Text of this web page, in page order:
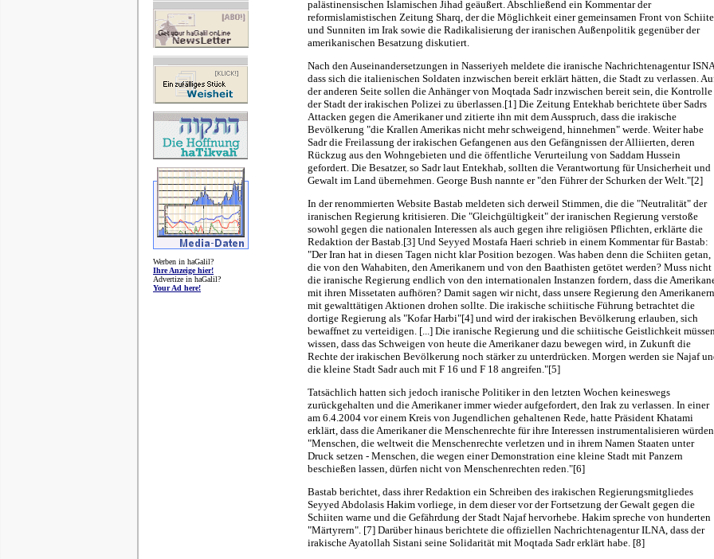
Werben in haGalil?
Ihre Anzeige hier!
Advertize in haGalil?
Your Ad here!
palästinensischen Islamischen Jihad geäußert. Abschließend ein Kommentar der
reformislamistischen Zeitung Sharq, der die Möglichkeit einer gemeinsamen Front von
und Sunniten im Irak sowie die Radikalisierung der iranischen Außenpolitik gegenüber der
amerikanischen Besatzung diskutiert.
Nach den Auseinandersetzungen in Nasseriyeh meldete die iranische Nachrichtenagentur
dass sich die italienischen Soldaten inzwischen bereit erklärt hätten, die Stadt zu verlassen.
der anderen Seite sollen die Anhänger von Moqtada Sadr inzwischen bereit sein, die Kontrolle
der Stadt der irakischen Polizei zu überlassen.[1] Die Zeitung Entekhab berichtete über Sadrs
Attacken gegen die Amerikaner und zitierte ihn mit dem Ausspruch, dass die irakische
Bevölkerung "die Krallen Amerikas nicht mehr schweigend, hinnehmen" werde. Weiter habe
Sadr die Freilassung der irakischen Gefangenen aus den Gefängnissen der Alliierten, deren
Rückzug aus den Wohngebieten und die öffentliche Verurteilung von Saddam Hussein
gefordert. Die Besatzer, so Sadr laut Entekhab, sollten die Verantwortung für Unsicherheit und
Gewalt im Land übernehmen. George Bush nannte er "den Führer der Schurken der Welt."[2]
In der renommierten Website Bastab meldeten sich derweil Stimmen, die die "Neutralität" der
iranischen Regierung kritisieren. Die "Gleichgültigkeit" der iranischen Regierung verstoße
sowohl gegen die nationalen Interessen als auch gegen ihre religiösen Pflichten, erklärte die
Redaktion der Bastab.[3] Und Seyyed Mostafa Haeri schrieb in einem Kommentar für Bastab:
"Der Iran hat in diesen Tagen nicht klar Position bezogen. Was haben denn die Schiiten getan,
die von den Wahabiten, den Amerikanern und von den Baathisten getötet werden? Muss nicht
die iranische Regierung endlich von den internationalen Instanzen fordern, dass die
mit ihren Missetaten aufhören? Damit sagen wir nicht, dass unsere Regierung den Amerikanern
mit gewalttätigen Aktionen drohen sollte. Die irakische schiitische Führung betrachtet die
dortige Regierung als "Kofar Harbi"[4] und wird der irakischen Bevölkerung erlauben, sich
bewaffnet zu verteidigen. [...] Die iranische Regierung und die schiitische Geistlichkeit
wissen, dass das Schweigen von heute die Amerikaner dazu bewegen wird, in Zukunft die
Rechte der irakischen Bevölkerung noch stärker zu unterdrücken. Morgen werden sie Najaf
die kleine Stadt Sadr auch mit F 16 und F 18 angreifen."[5]
Tatsächlich hatten sich jedoch iranische Politiker in den letzten Wochen keineswegs
zurückgehalten und die Amerikaner immer wieder aufgefordert, den Irak zu verlassen. In einer
am 6.4.2004 vor einem Kreis von Jugendlichen gehaltenen Rede, hatte Präsident Khatami
erklärt, dass die Amerikaner die Menschenrechte für ihre Interessen instrumentalisieren
"Menschen, die weltweit die Menschenrechte verletzen und in ihrem Namen Staaten unter
Druck setzen - Menschen, die wegen einer Demonstration eine kleine Stadt mit Panzern
beschießen lassen, dürfen nicht von Menschenrechten reden."[6]
Bastab berichtet, dass ihrer Redaktion ein Schreiben des irakischen Regierungsmitgliedes
Seyyed Abdolasis Hakim vorliege, in dem dieser vor der Fortsetzung der Gewalt gegen die
Schiiten warne und die Gefährdung der Stadt Najaf hervorhebe. Hakim spreche von hunderten
"Märtyrern". [7] Darüber hinaus berichtete die offiziellen Nachrichtenagentur ILNA, dass der
irakische Ayatollah Sistani seine Solidarität mit Moqtada Sadr erklärt habe. [8]